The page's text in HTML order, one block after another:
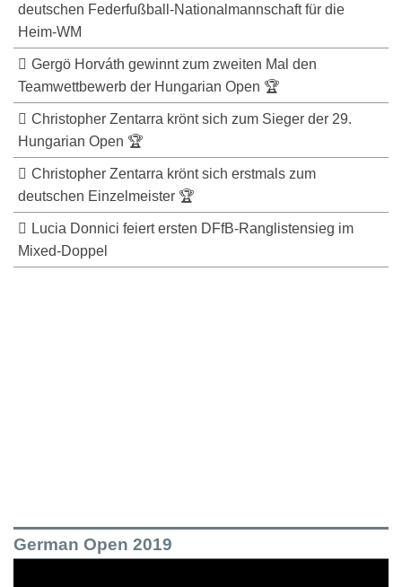
deutschen Federfußball-Nationalmannschaft für die
Heim-WM
Gergö Horváth gewinnt zum zweiten Mal den
Teamwettbewerb der Hungarian Open 🏆
Christopher Zentarra krönt sich zum Sieger der 29.
Hungarian Open 🏆
Christopher Zentarra krönt sich erstmals zum
deutschen Einzelmeister 🏆
Lucia Donnici feiert ersten DFfB-Ranglistensieg im
Mixed-Doppel
German Open 2019